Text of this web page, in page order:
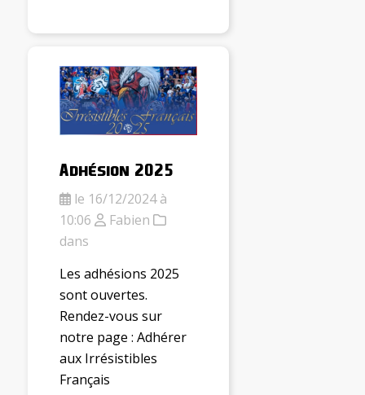
Adhésion 2025
le 16/12/2024 à
10:06
Fabien
dans
Les adhésions 2025
sont ouvertes.
Rendez-vous sur
notre page : Adhérer
aux Irrésistibles
Français